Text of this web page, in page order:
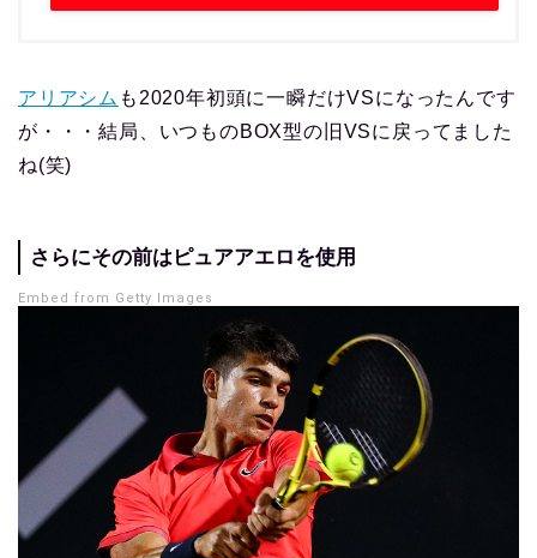
アリアシム も2020年初頭に一瞬だけVSになったんです
が・・・結局、いつものBOX型の旧VSに戻ってました
ね(笑)
さらにその前はピュアアエロを使用
Embed from Getty Images